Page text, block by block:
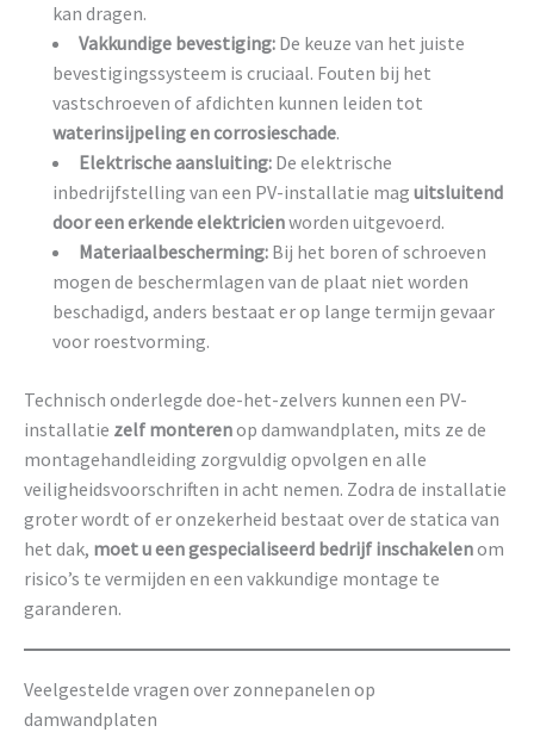
kan dragen.
Vakkundige bevestiging: De keuze van het juiste
bevestigingssysteem is cruciaal. Fouten bij het
vastschroeven of afdichten kunnen leiden tot
waterinsijpeling en corrosieschade.
Elektrische aansluiting: De elektrische
inbedrijfstelling van een PV-installatie mag uitsluitend
door een erkende elektricienworden uitgevoerd.
Materiaalbescherming: Bij het boren of schroeven
mogen de beschermlagen van de plaat niet worden
beschadigd, anders bestaat er op lange termijn gevaar
voor roestvorming.
Technisch onderlegde doe-het-zelvers kunnen een PV-
installatie zelf monterenop damwandplaten, mits ze de
montagehandleiding zorgvuldig opvolgen en alle
veiligheidsvoorschriften in acht nemen. Zodra de installatie
groter wordt of er onzekerheid bestaat over de statica van
het dak, moet u een gespecialiseerd bedrijf inschakelenom
risico’s te vermijden en een vakkundige montage te
garanderen.
Veelgestelde vragen over zonnepanelen op
damwandplaten